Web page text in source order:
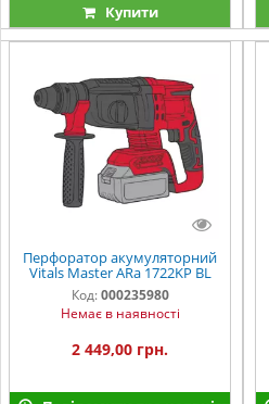
Купити
Перфоратор акумуляторний
Vitals Master ARa 1722KP BL
Код: 000235980
Немає в наявності
2 449,00 грн.